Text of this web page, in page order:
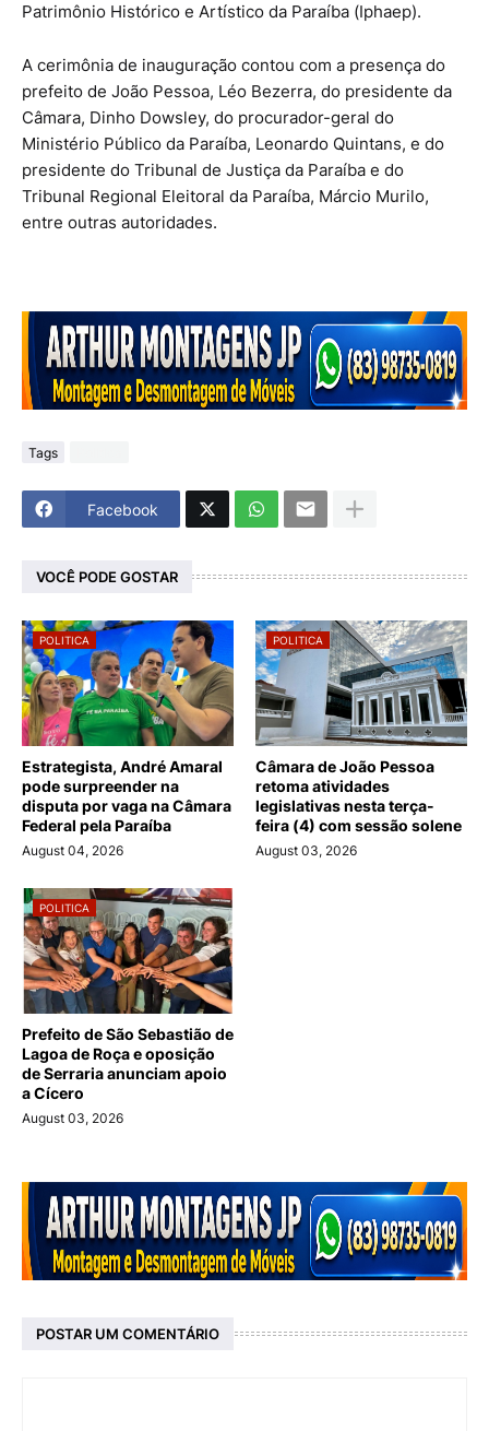
Patrimônio Histórico e Artístico da Paraíba (Iphaep).
A cerimônia de inauguração contou com a presença do
prefeito de João Pessoa, Léo Bezerra, do presidente da
Câmara, Dinho Dowsley, do procurador-geral do
Ministério Público da Paraíba, Leonardo Quintans, e do
presidente do Tribunal de Justiça da Paraíba e do
Tribunal Regional Eleitoral da Paraíba, Márcio Murilo,
entre outras autoridades.
Tags
Facebook
VOCÊ PODE GOSTAR
POLITICA
Estrategista, André Amaral
pode surpreender na
disputa por vaga na Câmara
Federal pela Paraíba
August 04, 2026
POLITICA
Câmara de João Pessoa
retoma atividades
legislativas nesta terça-
feira (4) com sessão solene
August 03, 2026
POLITICA
Prefeito de São Sebastião de
Lagoa de Roça e oposição
de Serraria anunciam apoio
a Cícero
August 03, 2026
POSTAR UM COMENTÁRIO